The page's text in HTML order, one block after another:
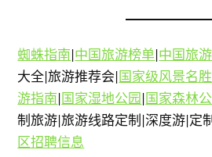
蜘蛛指南|中国旅游榜单|中国旅
大全|旅游推荐会|国家级风景名
游指南|国家湿地公园|国家森林
制旅游|旅游线路定制|深度游|定
区招聘信息